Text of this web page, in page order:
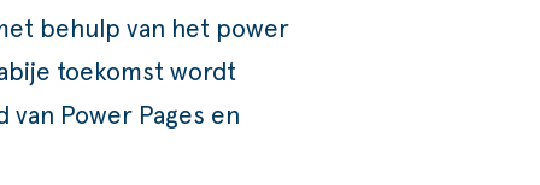
behulp van het power
toekomst wordt
Power Pages en